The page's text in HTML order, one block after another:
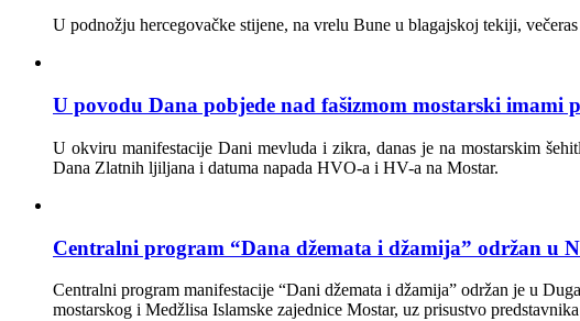
U podnožju hercegovačke stijene, na vrelu Bune u blagajskoj tekiji,
U povodu Dana pobjede nad fašizmom mostarski imami
U okviru manifestacije Dani mevluda i zikra, danas je na mostarskim
Dana Zlatnih ljiljana i datuma napada HVO-a i HV-a na Mostar.
Centralni program “Dana džemata i džamija” održan u
Centralni program manifestacije “Dani džemata i džamija” održan je u
mostarskog i Medžlisa Islamske zajednice Mostar, uz prisustvo